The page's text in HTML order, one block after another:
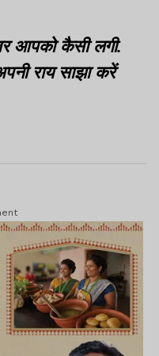
आपको कैसी लगी.
राय साझा करें